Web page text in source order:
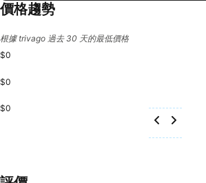
價格趨勢
根據 trivago 過去 30 天的最低價格
$0
$0
$0